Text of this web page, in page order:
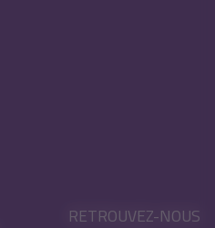
RETROUVEZ-NOUS